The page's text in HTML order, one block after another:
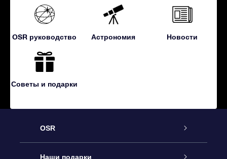
OSR руководство Астрономия Новости
Советы и подарки
OSR
Обслуживание
Наши подарки